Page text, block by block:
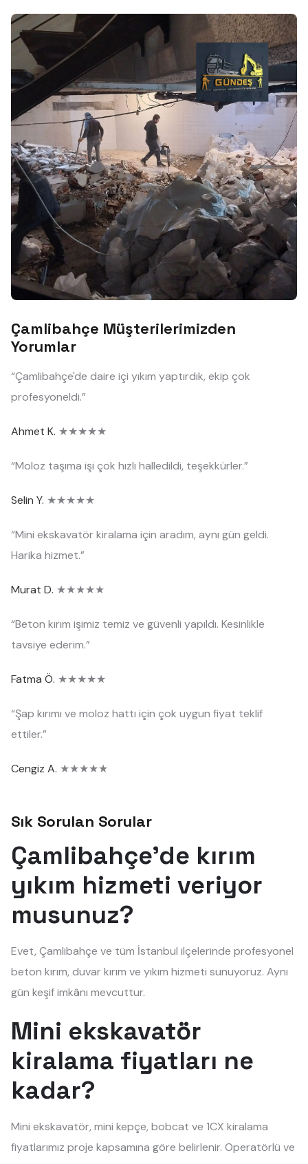
Çamlibahçe Müşterilerimizden
Yorumlar
“Çamlibahçe'de daire içi yıkım yaptırdık, ekip çok
profesyoneldi.”
Ahmet K. ★★★★★
“Moloz taşıma işi çok hızlı halledildi, teşekkürler.”
Selin Y. ★★★★★
“Mini ekskavatör kiralama için aradım, aynı gün geldi.
Harika hizmet.”
Murat D. ★★★★★
“Beton kırım işimiz temiz ve güvenli yapıldı. Kesinlikle
tavsiye ederim.”
Fatma Ö. ★★★★★
“Şap kırımı ve moloz hattı için çok uygun fiyat teklif
ettiler.”
Cengiz A. ★★★★★
Sık Sorulan Sorular
Çamlibahçe'de kırım
yıkım hizmeti veriyor
musunuz?
Evet, Çamlibahçe ve tüm İstanbul ilçelerinde profesyonel
beton kırım, duvar kırım ve yıkım hizmeti sunuyoruz. Aynı
gün keşif imkânı mevcuttur.
Mini ekskavatör
kiralama fiyatları ne
kadar?
Mini ekskavatör, mini kepçe, bobcat ve 1CX kiralama
fiyatlarımız proje kapsamına göre belirlenir. Operatörlü ve